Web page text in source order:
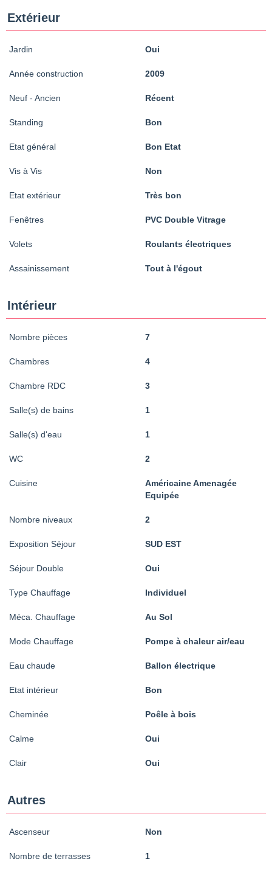
Extérieur
Jardin Oui
Année construction 2009
Neuf - Ancien Récent
Standing Bon
Etat général Bon Etat
Vis à Vis Non
Etat extérieur Très bon
Fenêtres PVC Double Vitrage
Volets Roulants électriques
Assainissement Tout à l'égout
Intérieur
Nombre pièces 7
Chambres 4
Chambre RDC 3
Salle(s) de bains 1
Salle(s) d'eau 1
WC 2
Cuisine
Américaine Amenagée
Equipée
Nombre niveaux 2
Exposition Séjour SUD EST
Séjour Double Oui
Type Chauffage Individuel
Méca. Chauffage Au Sol
Mode Chauffage Pompe à chaleur air/eau
Eau chaude Ballon électrique
Etat intérieur Bon
Cheminée Poêle à bois
Calme Oui
Clair Oui
Autres
Ascenseur Non
Nombre de terrasses 1